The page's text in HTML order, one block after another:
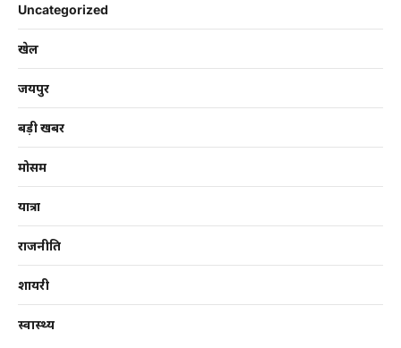
Uncategorized
खेल
जयपुर
बड़ी खबर
मोसम
यात्रा
राजनीति
शायरी
स्वास्थ्य